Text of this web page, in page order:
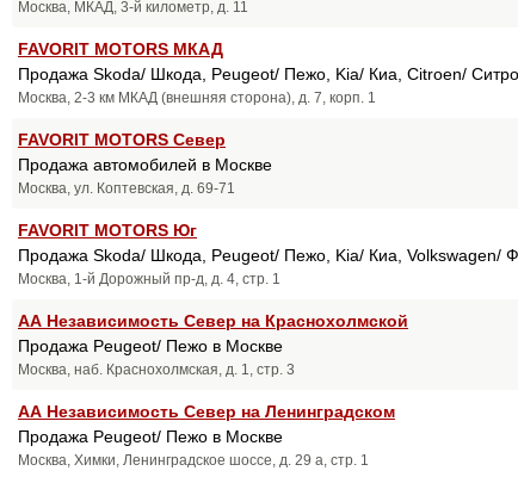
Москва, МКАД, 3-й километр, д. 11
FAVORIT MOTORS МКАД
Продажа Skoda/ Шкода, Peugeot/ Пежо, Kia/ Киа, Citroen/
Москва, 2-3 км МКАД (внешняя сторона), д. 7, корп. 1
FAVORIT MOTORS Север
Продажа автомобилей в Москве
Москва, ул. Коптевская, д. 69-71
FAVORIT MOTORS Юг
Продажа Skoda/ Шкода, Peugeot/ Пежо, Kia/ Киа, Volkswagen/
Москва, 1-й Дорожный пр-д, д. 4, стр. 1
АА Независимость Север на Краснохолмской
Продажа Peugeot/ Пежо в Москве
Москва, наб. Краснохолмская, д. 1, стр. 3
АА Независимость Север на Ленинградском
Продажа Peugeot/ Пежо в Москве
Москва, Химки, Ленинградское шоссе, д. 29 а, стр. 1